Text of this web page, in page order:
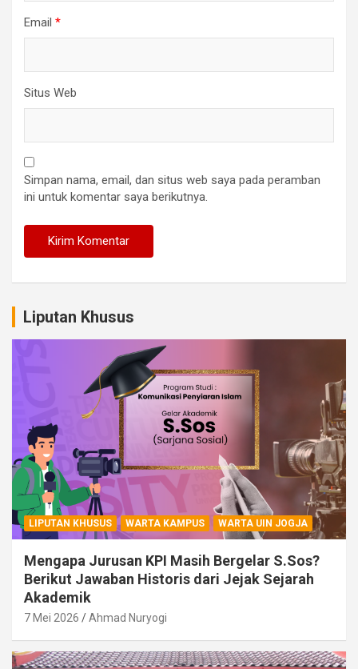
Email *
Situs Web
Simpan nama, email, dan situs web saya pada peramban
ini untuk komentar saya berikutnya.
Liputan Khusus
LIPUTAN KHUSUS WARTA KAMPUS WARTA UIN JOGJA
Mengapa Jurusan KPI Masih Bergelar S.Sos?
Berikut Jawaban Historis dari Jejak Sejarah
Akademik
7 Mei 2026 Ahmad Nuryogi